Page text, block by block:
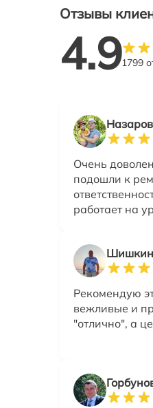
Отзывы
4.91799
Очень
подошли к
работает на
Рекомендую
вежливые и
"отлично", а